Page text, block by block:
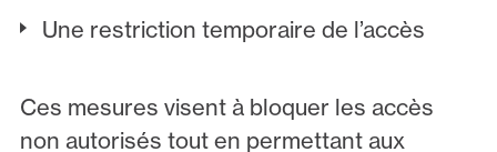
Une restriction temporaire de l’accès
Ces mesures visent à bloquer les accès
non autorisés tout en permettant aux